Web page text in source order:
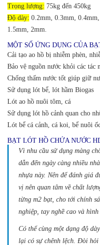
Trọng lượng: 75kg đến 450kg
Độ dày: 0.2mm, 0.3mm,
1.5mm, 2mm.
MỘT SỐ ỨNG DỤNG CỦA
Cải tạo ao hồ bị nhiễm phèn,
Bảo vệ nguồn nước khỏi các tác
Chống thấm nước tốt giúp giữ
Sử dụng lót bể, lót hầm Biogas
Lót ao hồ nuôi tôm, cá
Sử dụng lót hồ cảnh quan cho
Lót bể cá cảnh, cá koi, bể nuôi
BẠT LÓT HỒ CHỨA NƯỚC
Vì nhu cầu sử dụng màng
dẫn đến ngày càng nhiều
nhựa này. Nên để đánh giá
vị nên quan tâm về chất
từng m2 bạt, cho tới chính
nghiệp, tay nghề cao và
Có thể cùng một dạng độ
lại có sự chênh lệch. Đòi hỏi